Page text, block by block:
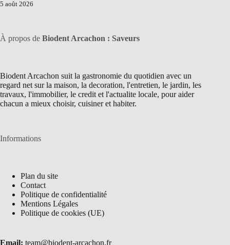
5 août 2026
À propos de Biodent Arcachon : Saveurs
Biodent Arcachon suit la gastronomie du quotidien avec un
regard net sur la maison, la decoration, l'entretien, le jardin, les
travaux, l'immobilier, le credit et l'actualite locale, pour aider
chacun a mieux choisir, cuisiner et habiter.
Informations
Plan du site
Contact
Politique de confidentialité
Mentions Légales
Politique de cookies (UE)
Email: team@biodent-arcachon.fr